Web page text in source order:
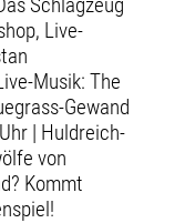
Live-
Musik: The
Gewand
| Huldreich-
von
Kommt